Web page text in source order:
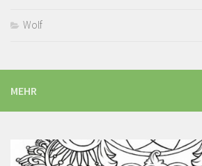
Wolf
MEHR